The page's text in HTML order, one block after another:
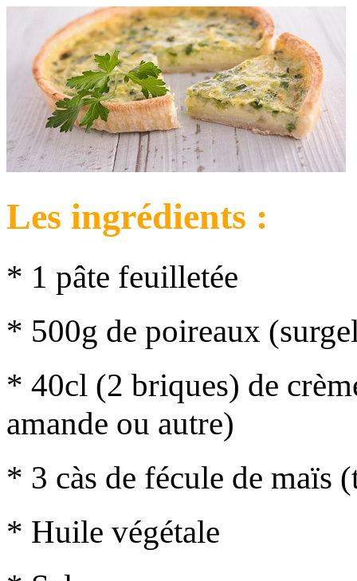
Les ingrédients :
* 1 pâte feuilletée
* 500g de poireaux
* 40cl (2 briques) de
amande ou autre)
* 3 càs de fécule de maïs
* Huile végétale